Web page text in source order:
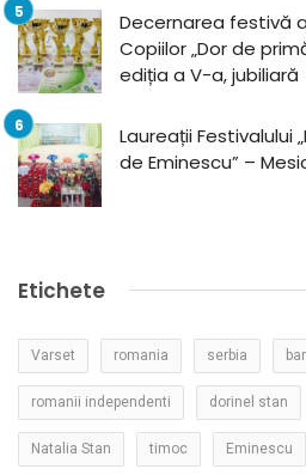
Decernarea festivă
Copiilor „Dor de
ediția a V-a, jubiliară
Laureații Festivalului
de Eminescu” –
Etichete
Varset romania serbia
romanii independenti dorinel stan
Natalia Stan timoc Eminescu